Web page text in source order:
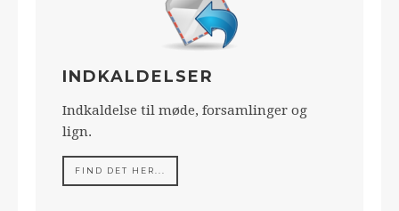
INDKALDELSER
Indkaldelse til møde, forsamlinger og
lign.
FIND DET HER...